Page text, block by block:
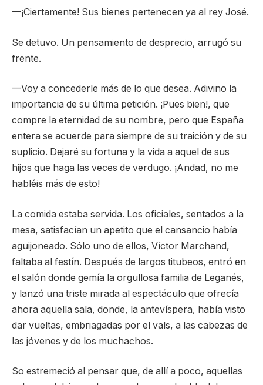
—¡Ciertamente! Sus bienes pertenecen ya al rey José.
Se detuvo. Un pensamiento de desprecio, arrugó su
frente.
—Voy a concederle más de lo que desea. Adivino la
importancia de su última petición. ¡Pues bien!, que
compre la eternidad de su nombre, pero que España
entera se acuerde para siempre de su traición y de su
suplicio. Dejaré su fortuna y la vida a aquel de sus
hijos que haga las veces de verdugo. ¡Andad, no me
habléis más de esto!
La comida estaba servida. Los oficiales, sentados a la
mesa, satisfacían un apetito que el cansancio había
aguijoneado. Sólo uno de ellos, Víctor Marchand,
faltaba al festín. Después de largos titubeos, entró en
el salón donde gemía la orgullosa familia de Leganés,
y lanzó una triste mirada al espectáculo que ofrecía
ahora aquella sala, donde, la antevíspera, había visto
dar vueltas, embriagadas por el vals, a las cabezas de
las jóvenes y de los muchachos.
So estremeció al pensar que, de allí a poco, aquellas